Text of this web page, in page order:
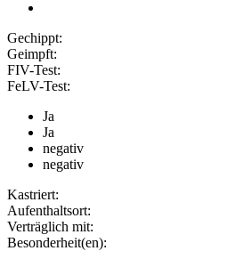
Gechippt:
Geimpft:
FIV-Test:
FeLV-Test:
Ja
Ja
negativ
negativ
Kastriert:
Aufenthaltsort:
Verträglich mit:
Besonderheit(en):